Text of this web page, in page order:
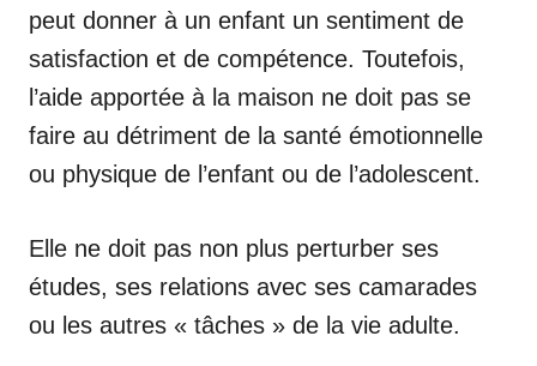
peut donner à un enfant un sentiment de
satisfaction et de compétence. Toutefois,
l’aide apportée à la maison ne doit pas se
faire au détriment de la santé émotionnelle
ou physique de l’enfant ou de l’adolescent.
Elle ne doit pas non plus perturber ses
études, ses relations avec ses camarades
ou les autres « tâches » de la vie adulte.